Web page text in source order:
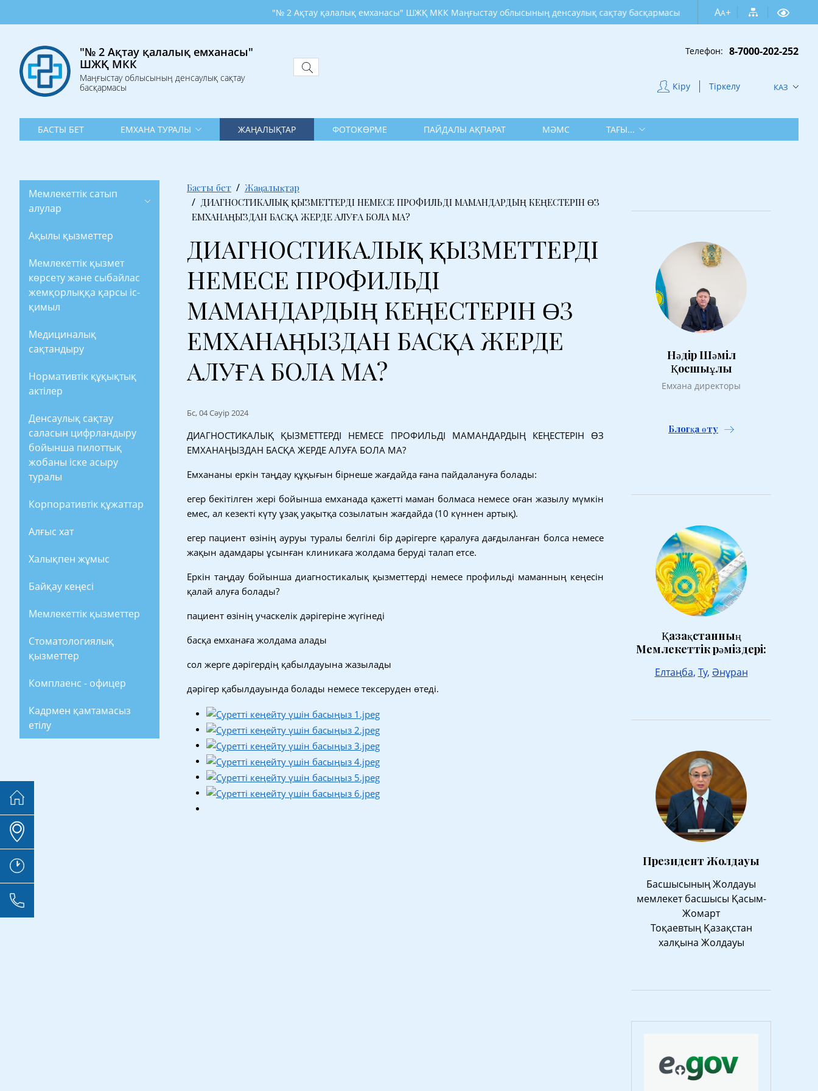
"№ 2 Ақтау қалалық емханасы" ШЖҚ МКК Маңғыстау облысының денсаулық сақтау басқармасы AA+
"№ 2 Ақтау қалалық емханасы"
ШЖҚ МКК
Маңғыстау облысының денсаулық сақтау
басқармасы
Телефон: 8-7000-202-252
Кіру Тіркелу КАЗ
БАСТЫ БЕТ ЕМХАНА ТУРАЛЫ ЖАҢАЛЫҚТАР ФОТОКӨРМЕ ПАЙДАЛЫ АҚПАРАТ МӘМС ТАҒЫ...
Мемлекеттік сатып
алулар
Ақылы қызметтер
Мемлекеттік қызмет
көрсету және сыбайлас
жемқорлыққа қарсы іс-
қимыл
Медициналық
сақтандыру
Нормативтік құқықтық
актілер
Денсаулық сақтау
саласын цифрландыру
бойынша пилоттық
жобаны іске асыру
туралы
Корпоративтік құжаттар
Алғыс хат
Халықпен жұмыс
Байқау кеңесі
Мемлекеттік қызметтер
Стоматологиялық
қызметтер
Комплаенс - офицер
Кадрмен қамтамасыз
етілу
Басты бет
Жаңалықтар
ДИАГНОСТИКАЛЫҚ ҚЫЗМЕТТЕРДІ НЕМЕСЕ ПРОФИЛЬДІ МАМАНДАРДЫҢ КЕҢЕСТЕРІН ӨЗ
ЕМХАНАҢЫЗДАН БАСҚА ЖЕРДЕ АЛУҒА БОЛА МА?
ДИАГНОСТИКАЛЫҚ ҚЫЗМЕТТЕРДІ
НЕМЕСЕ ПРОФИЛЬДІ
МАМАНДАРДЫҢ КЕҢЕСТЕРІН ӨЗ
ЕМХАНАҢЫЗДАН БАСҚА ЖЕРДЕ
АЛУҒА БОЛА МА?
Бс, 04 Сәуір 2024
ДИАГНОСТИКАЛЫҚ ҚЫЗМЕТТЕРДІ НЕМЕСЕ ПРОФИЛЬДІ МАМАНДАРДЫҢ КЕҢЕСТЕРІН ӨЗ
ЕМХАНАҢЫЗДАН БАСҚА ЖЕРДЕ АЛУҒА БОЛА МА?
Емхананы еркін таңдау құқығын бірнеше жағдайда ғана пайдалануға болады:
егер бекітілген жері бойынша емханада қажетті маман болмаса немесе оған жазылу мүмкін
емес, ал кезекті күту ұзақ уақытқа созылатын жағдайда (10 күннен артық).
егер пациент өзінің ауруы туралы белгілі бір дәрігерге қаралуға дағдыланған болса немесе
жақын адамдары ұсынған клиникаға жолдама беруді талап етсе.
Еркін таңдау бойынша диагностикалық қызметтерді немесе профильді маманның кеңесін
қалай алуға болады?
пациент өзінің учаскелік дәрігеріне жүгінеді
басқа емханаға жолдама алады
сол жерге дәрігердің қабылдауына жазылады
дәрігер қабылдауында болады немесе тексеруден өтеді.
Нәдір Шәміл
Қосшыұлы
Емхана директоры
Блогқа өту
Қазақстанның
Мемлекеттік рәміздері:
Елтаңба, Ту, Әнұран
Президент Жолдауы
Басшысының Жолдауы
мемлекет басшысы Қасым-
Жомарт
Тоқаевтың Қазақстан
халқына Жолдауы